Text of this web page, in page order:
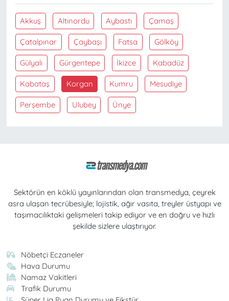
Akkuş Altınordu Aybastı Çamaş
Çatalpınar Çaybaşı Fatsa Gölköy
Gülyalı Gürgentepe İkizce Kabadüz
Kabataş Korgan Kumru Mesudiye
Perşembe Ulubey Ünye
Sektörün en köklü yayınlarından olan transmedya, çeyrek
asra ulaşan tecrübesiyle; lojistik, ağır vasıta, treyler üstyapı ve
taşımacılıktaki gelişmeleri takip ediyor ve en doğru ve hızlı
şekilde sizlere ulaştırıyor.
Nöbetçi Eczaneler
Hava Durumu
Namaz Vakitleri
Trafik Durumu